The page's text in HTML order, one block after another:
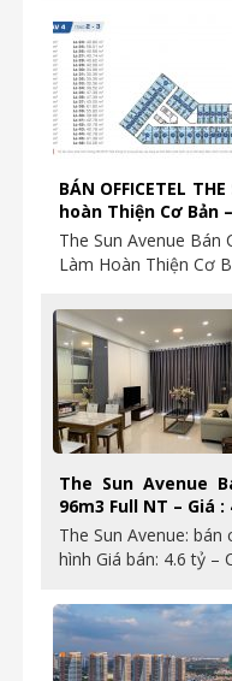
BÁN OFFICETEL
hoàn Thiện Cơ Bản
The Sun Avenue Bán
Làm Hoàn Thiện Cơ
The Sun Avenue
96m3 Full NT – Giá
The Sun Avenue:
hình Giá bán: 4.6 tỷ –